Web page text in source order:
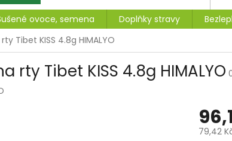
ovoce, semena Doplňky stravy
Tibet KISS 4.8g HIMALYO
rty Tibet KISS 4.8g HIMALYO
79,42